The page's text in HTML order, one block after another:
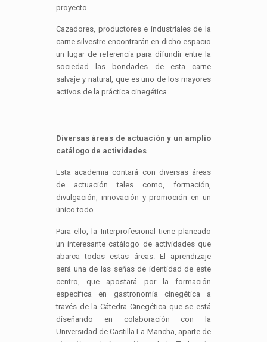
proyecto.
Cazadores, productores e industriales de la
carne silvestre encontrarán en dicho espacio
un lugar de referencia para difundir entre la
sociedad las bondades de esta carne
salvaje y natural, que es uno de los mayores
activos de la práctica cinegética.
Diversas áreas de actuación y un amplio
catálogo de actividades
Esta academia contará con diversas áreas
de actuación tales como, formación,
divulgación, innovación y promoción en un
único todo.
Para ello, la Interprofesional tiene planeado
un interesante catálogo de actividades que
abarca todas estas áreas. El aprendizaje
será una de las señas de identidad de este
centro, que apostará por la formación
específica en gastronomía cinegética a
través de la Cátedra Cinegética que se está
diseñando en colaboración con la
Universidad de Castilla La-Mancha, aparte de